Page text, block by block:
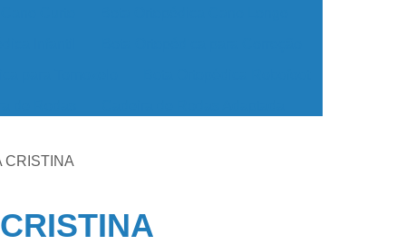
Manual
Motorizada
Cama Articulada Hospitalar
CRISTINA